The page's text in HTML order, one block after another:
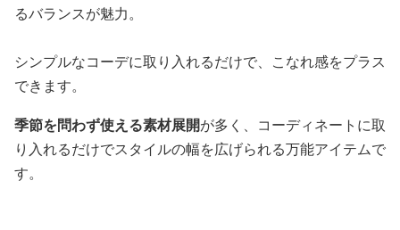
るバランスが魅力。
シンプルなコーデに取り入れるだけで、こなれ感をプラス
できます。
季節を問わず使える素材展開が多く、コーディネートに取
り入れるだけでスタイルの幅を広げられる万能アイテムで
す。